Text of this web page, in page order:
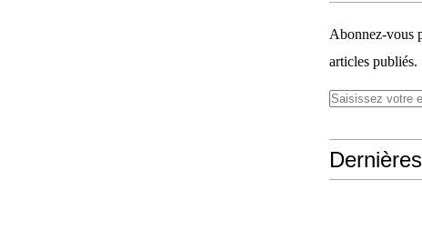
Abonnez-vous
articles publiés.